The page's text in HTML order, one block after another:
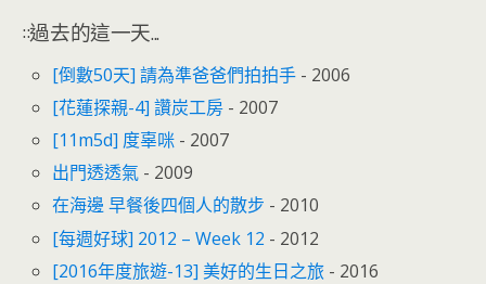
::過去的這一天...
[倒數50天] 請為準爸爸們拍拍手 - 2006
[花蓮探親-4] 讚炭工房 - 2007
[11m5d] 度辜咪 - 2007
出門透透氣 - 2009
在海邊 早餐後四個人的散步 - 2010
[每週好球] 2012 – Week 12 - 2012
[2016年度旅遊-13] 美好的生日之旅 - 2016